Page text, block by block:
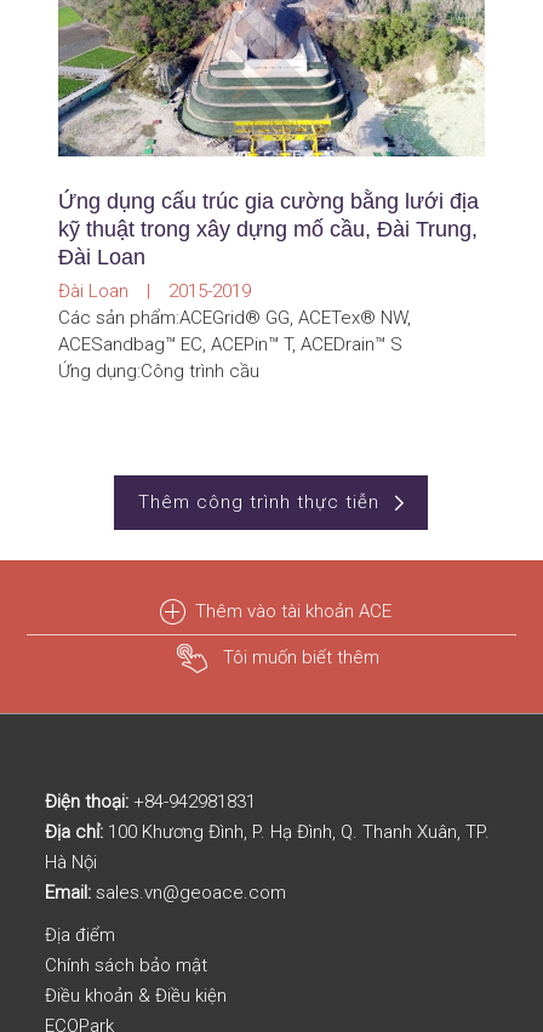
Ứng dụng cấu trúc gia cường bằng lưới địa
kỹ thuật trong xây dựng mố cầu, Đài Trung,
Đài Loan
Đài Loan | 2015-2019
Các sản phẩm:ACEGrid® GG, ACETex® NW,
ACESandbag™ EC, ACEPin™ T, ACEDrain™ S
Ứng dụng:Công trình cầu
Thêm công trình thực tiễn
Thêm vào tài khoản ACE
Tôi muốn biết thêm
Điện thoại: +84-942981831
Địa chỉ: 100 Khương Đình, P. Hạ Đình, Q. Thanh Xuân, TP.
Hà Nội
Email: sales.vn@geoace.com
Địa điểm
Chính sách bảo mật
Điều khoản & Điều kiện
ECOPark